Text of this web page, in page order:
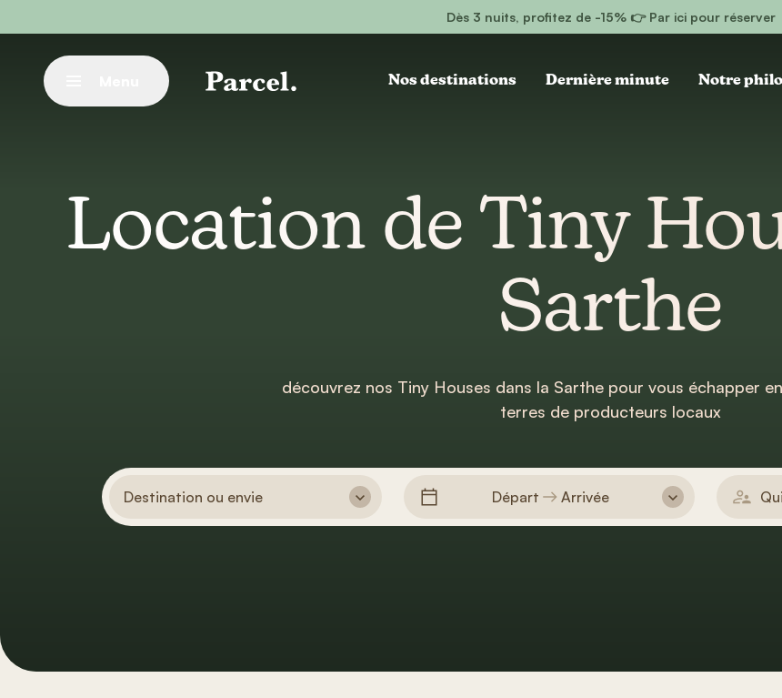
Dès 3 nuits, profitez de -15% 👉 Par ici pour réserver
Fermer
Nos destinations Dernière minute Notre
Location de Tiny
Sarthe
découvrez nos Tiny Houses dans la Sarthe pour vous échapper
terres de producteurs locaux
Destination ou envie Départ Arrivée